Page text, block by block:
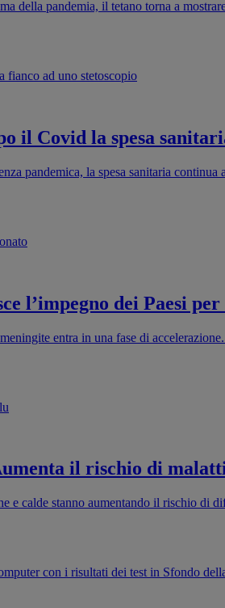
della pandemia, il tetano torna a
il Covid la spesa
pandemica, la spesa sanitaria
l’impegno dei Paesi
entra in una fase di
il rischio di
e calde stanno aumentando il rischio